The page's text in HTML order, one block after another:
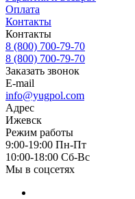
Оплата
Контакты
Контакты
8 (800) 700-79-70
8 (800) 700-79-70
Заказать звонок
E-mail
info@yugpol.com
Адрес
Ижевск
Режим работы
9:00-19:00 Пн-Пт
10:00-18:00 Cб-Вс
Мы в соцсетях